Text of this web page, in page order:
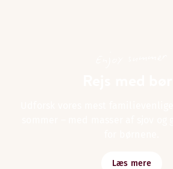
Læs mere